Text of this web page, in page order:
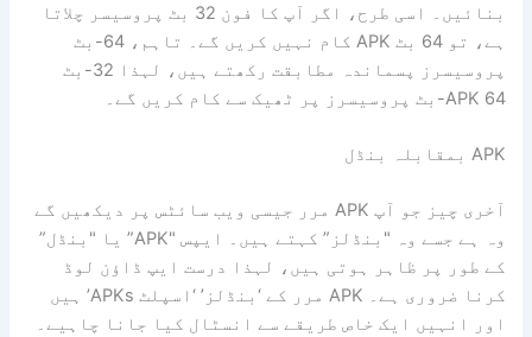
بنائیں۔ اسی طرح، اگر آپ کا فون 32 بٹ پروسیسر چلاتا
ہے، تو 64 بٹ APK کام نہیں کریں گے۔ تاہم، 64-بٹ
پروسیسرز پسماندہ مطابقت رکھتے ہیں، لہذا 32-بٹ
APK 64-بٹ پروسیسرز پر ٹھیک سے کام کریں گے۔
APK بمقابلہ بنڈل
آخری چیز جو آپ APK مرر جیسی ویب سائٹس پر دیکھیں گے
وہ ہے جسے وہ "بنڈلز” کہتے ہیں۔ ایپس "APK” یا "بنڈل”
کے طور پر ظاہر ہوتی ہیں، لہذا درست ایپ ڈاؤن لوڈ
کرنا ضروری ہے۔ APK مرر کے ‘بنڈلز’ ‘اسپلٹ APKs’ ہیں
اور انہیں ایک خاص طریقے سے انسٹال کیا جانا چاہیے۔